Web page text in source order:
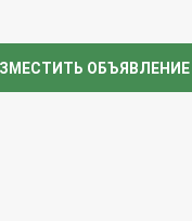
ОБЪЯВЛЕНИЕ